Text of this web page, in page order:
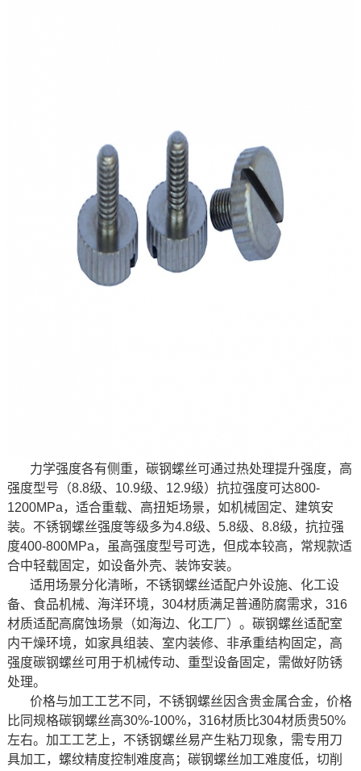
力学强度各有侧重，碳钢螺丝可通过热处理提升强度，高
强度型号（8.8级、10.9级、12.9级）抗拉强度可达800-
1200MPa，适合重载、高扭矩场景，如机械固定、建筑安
装。不锈钢螺丝强度等级多为4.8级、5.8级、8.8级，抗拉强
度400-800MPa，虽高强度型号可选，但成本较高，常规款适
合中轻载固定，如设备外壳、装饰安装。
适用场景分化清晰，不锈钢螺丝适配户外设施、化工设
备、食品机械、海洋环境，304材质满足普通防腐需求，316
材质适配高腐蚀场景（如海边、化工厂）。碳钢螺丝适配室
内干燥环境，如家具组装、室内装修、非承重结构固定，高
强度碳钢螺丝可用于机械传动、重型设备固定，需做好防锈
处理。
价格与加工工艺不同，不锈钢螺丝因含贵金属合金，价格
比同规格碳钢螺丝高30%-100%，316材质比304材质贵50%
左右。加工工艺上，不锈钢螺丝易产生粘刀现象，需专用刀
具加工，螺纹精度控制难度高；碳钢螺丝加工难度低，切削